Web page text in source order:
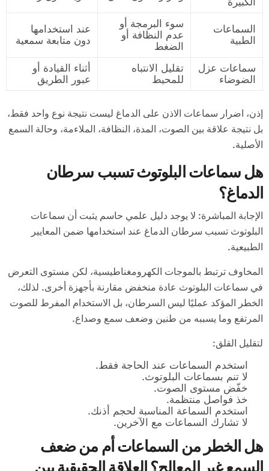
السماعات
الطبية
سوء البرمجة أو
عدم النظافة أو
الضغط
عند استخدامها
دون متابعة سمعية
سماعات عزل
الضوضاء
تقليل الانتباه
للمحيط
أثناء القيادة أو
عبور الطريق
إذن، اضرار سماعات الاذن على الدماغ ليست نتيجة نوع واحد فقط،
بل نتيجة علاقة بين الصوت، المدة، النظافة، الملاءمة، وحالة السمع
الأصلية.
هل سماعات البلوتوث تسبب سرطان
الدماغ؟
الإجابة المباشرة: لا يوجد دليل علمي حاسم يثبت أن سماعات
البلوتوث تسبب سرطان الدماغ عند استخدامها ضمن المعايير
الطبيعية.
المخاوف ترتبط بالموجات الكهرومغناطيسية، لكن مستوى التعرض
في سماعات البلوتوث عادة منخفض مقارنة بأجهزة أخرى. لذلك،
الخطر المؤكد عمليًا ليس السرطان، بل الاستخدام المفرط للصوت
المرتفع وما يسببه من طنين وضعف سمع وصداع.
لتقليل القلق:
استخدم السماعات عند الحاجة فقط.
لا تنم بسماعات البلوتوث.
خفّض مستوى الصوت.
خذ فواصل منتظمة.
استخدم السماعة المناسبة لحجم أذنك.
لا تشارك السماعات مع الآخرين.
هل الخطر من السماعات أم من ضعف